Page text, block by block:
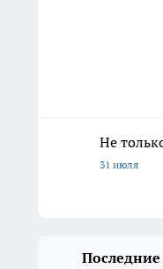
Не
31 июля